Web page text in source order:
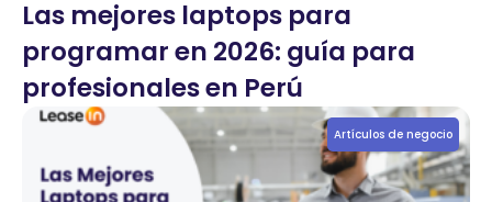
Las mejores laptops para
programar en 2026: guía para
profesionales en Perú
Artículos de negocio